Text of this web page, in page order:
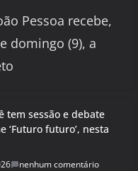
Pessoa recebe,
domingo (9), a
tem sessão e debate
‘Futuro futuro’, nesta
nenhum comentário